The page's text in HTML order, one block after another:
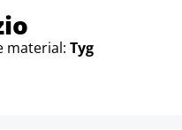
material: Tyg